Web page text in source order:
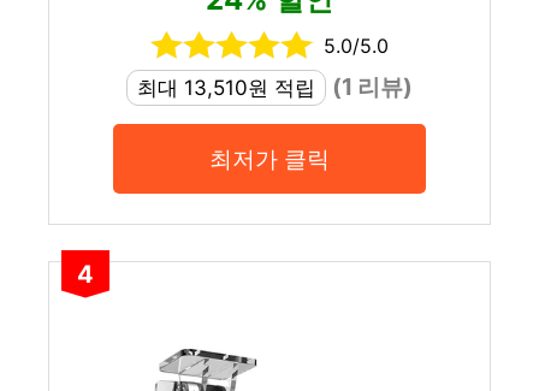
5.0/5.0
최대 13,510원 적립
(1 리뷰)
최저가 클릭
4